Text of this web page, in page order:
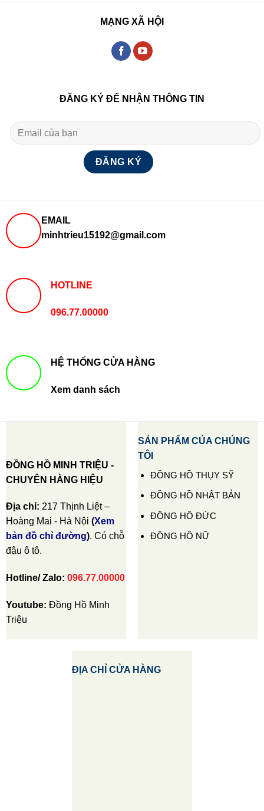
MẠNG XÃ HỘI
ĐĂNG KÝ ĐỂ NHẬN THÔNG TIN
EMAIL
minhtrieu15192@gmail.com
HOTLINE
096.77.00000
HỆ THỐNG CỬA HÀNG
Xem danh sách
ĐỒNG HỒ MINH TRIỆU -
CHUYÊN HÀNG HIỆU
Địa chỉ: 217 Thịnh Liệt –
Hoàng Mai - Hà Nội (Xem
bản đồ chỉ đường). Có chỗ
đậu ô tô.
Hotline/ Zalo: 096.77.00000
Youtube: Đồng Hồ Minh
Triệu
SẢN PHẨM CỦA CHÚNG
TÔI
ĐỒNG HỒ THỤY SỸ
ĐỒNG HỒ NHẬT BẢN
ĐỒNG HỒ ĐỨC
ĐỒNG HỒ NỮ
ĐỊA CHỈ CỬA HÀNG